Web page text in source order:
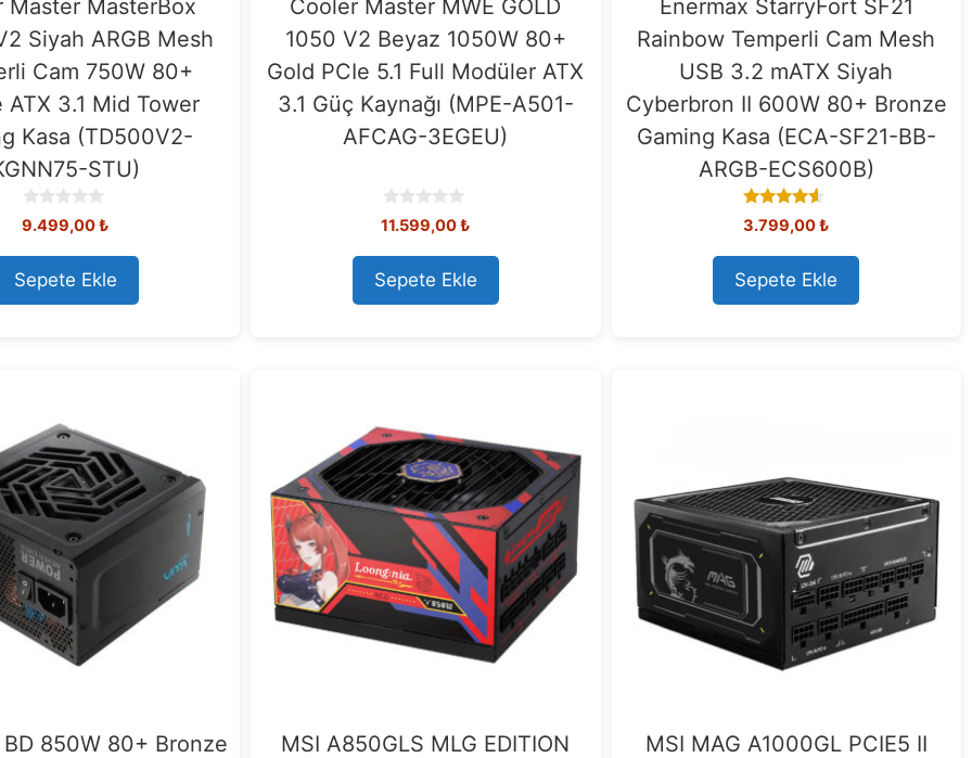
Master MasterBox
Siyah ARGB Mesh
Cam 750W 80+
ATX 3.1 Mid Tower
Kasa (TD500V2-
STU)
0
o
u
t
o
f
9.499,00₺
Sepete Ekle
Cooler Master MWE GOLD
1050 V2 Beyaz 1050W 80+
Gold PCIe 5.1 Full Modüler ATX
3.1 Güç Kaynağı (MPE-A501-
AFCAG-3EGEU)
0
o
u
t
o
f
11.599,00₺
Sepete Ekle
Enermax StarryFort SF21
Rainbow Temperli Cam Mesh
USB 3.2 mATX Siyah
Cyberbron II 600W 80+ Bronze
Gaming Kasa (ECA-SF21-BB-
ARGB-ECS600B)
4.33
out of 5
3.799,00₺
Sepete Ekle
BD 850W 80+ Bronze
MSI A850GLS MLG EDITION
MSI MAG A1000GL PCIE5 II